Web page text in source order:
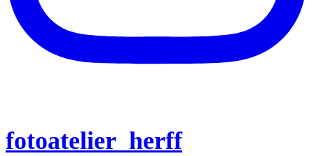
fotoatelier_herff